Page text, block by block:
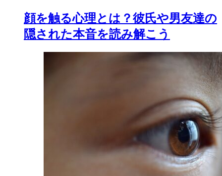
顔を触る心理とは？彼氏や男友達の
隠された本音を読み解こう